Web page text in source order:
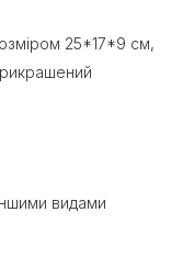
25*17*9 см,
видами